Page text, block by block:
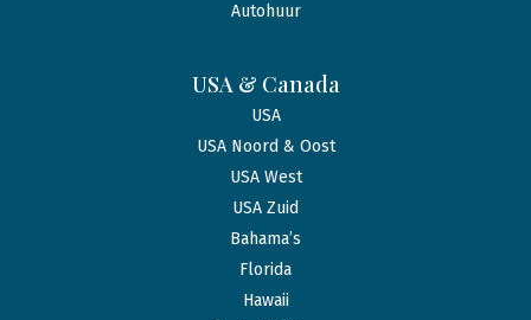
Autohuur
USA & Canada
USA
USA Noord & Oost
USA West
USA Zuid
Bahama’s
Florida
Hawaii